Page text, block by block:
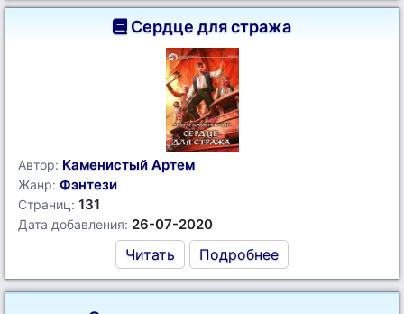
Сердце для стража
Автор: Каменистый Артем
Жанр: Фэнтези
Страниц: 131
Дата добавления: 26-07-2020
Читать Подробнее